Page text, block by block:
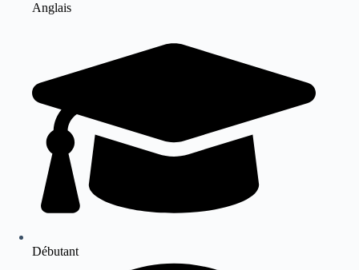
Anglais
Débutant